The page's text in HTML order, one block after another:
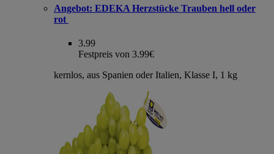
Angebot: EDEKA Herzstücke Trauben hell oder
rot
3.99
Festpreis von 3.99€
kernlos, aus Spanien oder Italien, Klasse I, 1 kg